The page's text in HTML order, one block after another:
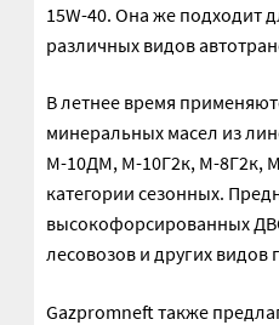
Шайбы DIN 125
Шайбы DIN 74361 Form C
Шайбы DIN 9021
15W-40. Она же подходит
различных видов
В летнее время
минеральных масел из
М-10ДМ, М-10Г2к, М-8Г2к,
категории сезонных.
высокофорсированных
лесовозов и других видов
Gazpromneft также